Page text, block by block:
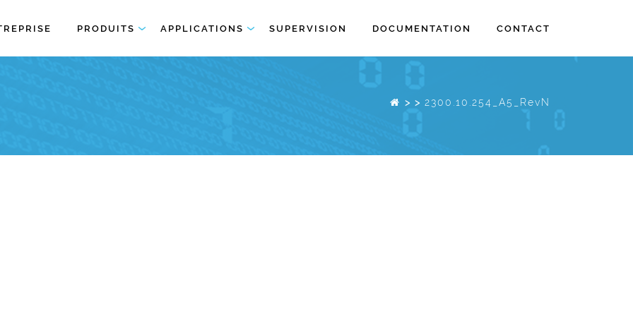
PRODUITS APPLICATIONS SUPERVISION DOCUMENTATION CONTACT
> > 2300.10.254_A5_RevN